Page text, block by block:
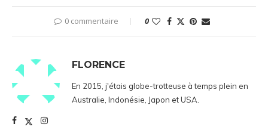
0 commentaire 0
FLORENCE
En 2015, j'étais globe-trotteuse à temps plein en
Australie, Indonésie, Japon et USA.